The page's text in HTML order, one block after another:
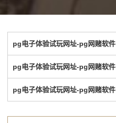
pg电子体验试玩网址-pg网赌软件
pg电子体验试玩网址-pg网赌软件
pg电子体验试玩网址-pg网赌软件